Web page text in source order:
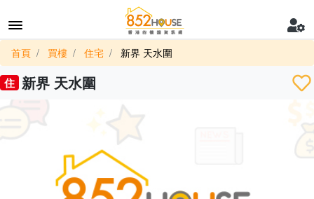
首頁 買樓 住宅 新界 天水圍
住 新界 天水圍